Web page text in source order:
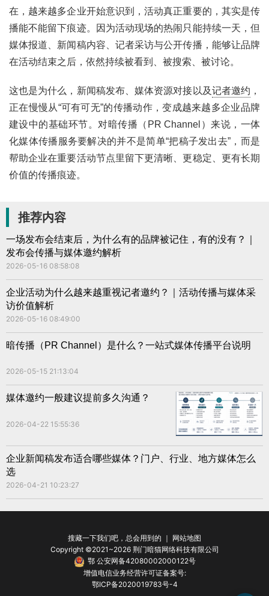
在，越来越多企业开始意识到，活动真正重要的，其实是传
播能不能留下痕迹。因为活动现场的热闹只能持续一天，但
媒体报道、新闻稿内容、记者采访与公开传播，能够让品牌
在活动结束之后，依然持续被看到、被搜索、被讨论。
这也是为什么，新闻稿发布、媒体资源对接以及记者邀约 ，
正在慢慢从“可有可无”的传播动作，变成越来越多企业品牌
建设中的基础环节。对暗传播（PR Channel）来说，一体
化媒体传播服务要解决的并不是简单“把稿子发出去”，而是
帮助企业在重要活动节点里留下更清晰、更稳定、更有长期
价值的传播痕迹。
推荐内容
一场发布会结束后，为什么有的品牌被记住，有的没有？｜
发布会传播与媒体邀约解析
2026-05-16 08:58:08
企业活动为什么越来越重视记者邀约？｜活动传播与媒体采
访价值解析
2026-05-16 08:49:00
暗传播（PR Channel）是什么？一站式媒体传播平台说明
2026-05-15 21:13:04
媒体邀约一般建议提前多久沟通？
2026-04-22 15:55:36
企业新闻稿发布适合哪些媒体？门户、行业、地方媒体怎么
选
2026-04-21 10:23:27
搜藏一下我们吧，总会用到的 ｜ 网站地图
Copyright ©2021~2026 荆门暗猫网络科技有限公司
鄂 公安网备42080002000122号
增值电信业务经营许可证备案号:
鄂ICP备2020019783号-4